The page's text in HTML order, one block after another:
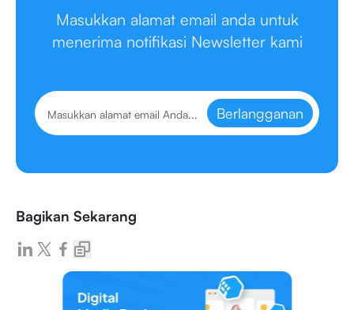
Masukkan alamat email anda untuk
menerima notifikasi Newsletter kami
Berlangganan
Bagikan Sekarang